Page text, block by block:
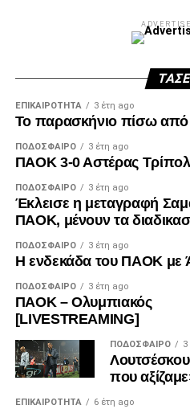
ΕΠΙΚΑΙΡΌΤΗΤΑ 3 έτη ago
Το παρασκήνιο πίσω
ΠΟΔΌΣΦΑΙΡΟ 3 έτη ago
ΠΑΟΚ 3-0 Αστέρας
ΠΟΔΌΣΦΑΙΡΟ 3 έτη ago
Έκλεισε η μεταγραφή
ΠΑΟΚ, μένουν τα
ΠΟΔΌΣΦΑΙΡΟ 3 έτη ago
Η ενδεκάδα του ΠΑΟΚ με
ΠΟΔΌΣΦΑΙΡΟ 3 έτη ago
ΠΑΟΚ – Ολυμπιακός
[LIVESTREAMING]
ΠΟΔΌΣΦΑΙΡΟ 3
που
ΕΠΙΚΑΙΡΌΤΗΤΑ 6 έτη ago